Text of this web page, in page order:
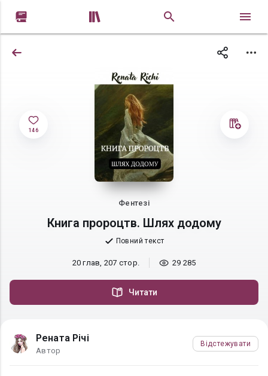
 
146
Фентезі
Книга пророцтв. Шлях додому
Повний текст
20 глав, 207 стор. 29 285
Читати
Рената Річі
Автор
Відстежувати